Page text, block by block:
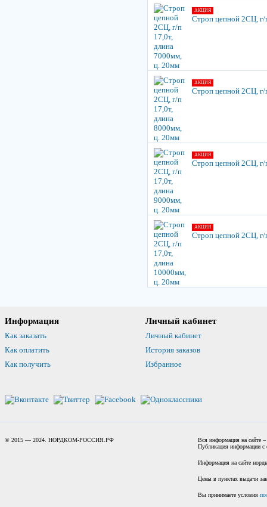
АКЦИЯ
Строп цепной 2СЦ, г/
АКЦИЯ
Строп цепной 2СЦ, г/
АКЦИЯ
Строп цепной 2СЦ, г/
АКЦИЯ
Строп цепной 2СЦ, г/
Информация
Как заказать
Как оплатить
Как получить
Личный кабинет
Личный кабинет
История заказов
Избранное
© 2015 — 2024. НОРДКОМ-РОССИЯ.РФ
Вся информация на сайте –
Публикация информации с
Информация на сайте
Цены в пунктах выдачи
Вы принимаете условия